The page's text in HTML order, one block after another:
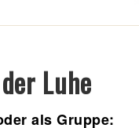
Luhe
als Gruppe: